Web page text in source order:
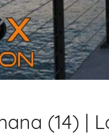
(14) |